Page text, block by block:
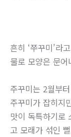
흔히 ‘쭈꾸미’라
물로 모양은 문
주꾸미는 2월부
주꾸미가 잡히지
맛이 독특하기로
고 모래가 섞인